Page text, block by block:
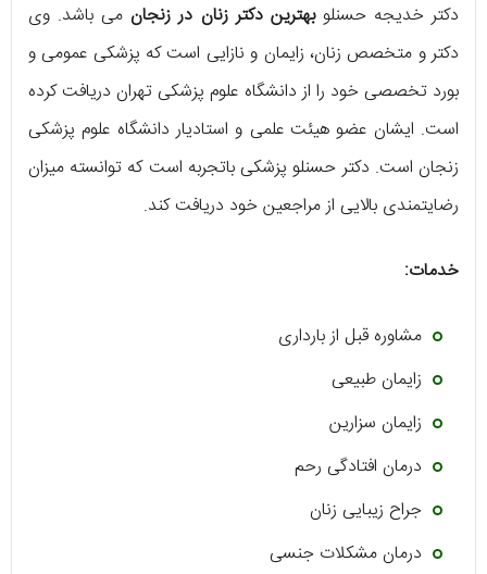
دکتر خدیجه حسنلوبهترین دکتر زنان در زنجان می باشد. وی
دکتر و متخصص زنان، زایمان و نازایی است که پزشکی عمومی و
بورد تخصصی خود را از دانشگاه علوم پزشکی تهران دریافت کرده
است. ایشان عضو هیئت علمی و استادیار دانشگاه علوم پزشکی
زنجان است. دکتر حسنلو پزشکی باتجربه است که توانسته میزان
رضایتمندی بالایی از مراجعین خود دریافت کند.
خدمات:
مشاوره قبل از بارداری
زایمان طبیعی
زایمان سزارین
درمان افتادگی رحم
جراح زیبایی زنان
درمان مشکلات جنسی